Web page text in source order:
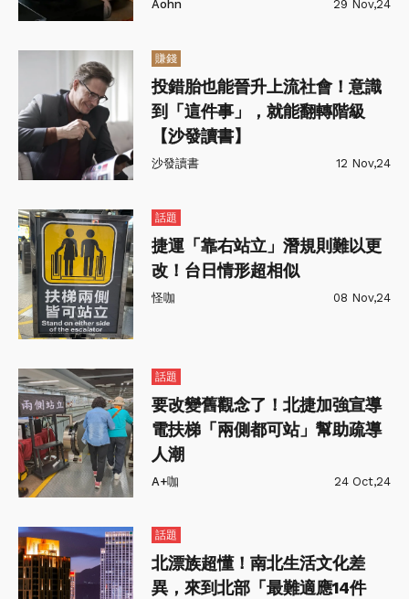
Aohn 29 Nov,24
賺錢
投錯胎也能晉升上流社會！意識
到「這件事」，就能翻轉階級
【沙發讀書】
沙發讀書 12 Nov,24
話題
捷運「靠右站立」潛規則難以更
改！台日情形超相似
怪咖 08 Nov,24
話題
要改變舊觀念了！北捷加強宣導
電扶梯「兩側都可站」幫助疏導
人潮
A+咖 24 Oct,24
話題
北漂族超懂！南北生活文化差
異，來到北部「最難適應14件